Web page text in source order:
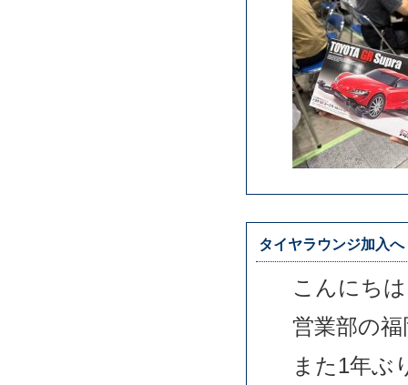
タイヤラウンジ加入へ
こんにち
営業部の
また1年ぶ